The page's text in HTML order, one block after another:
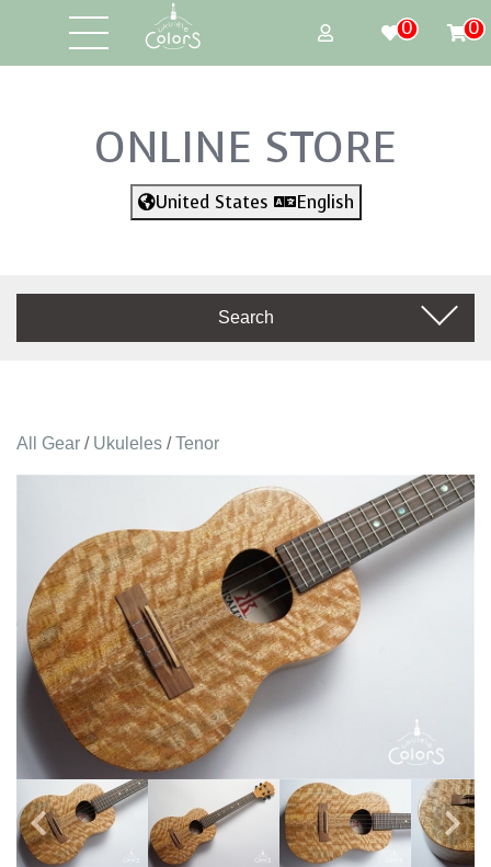
0 0
ONLINE STORE
United States English
Search
All Gear / Ukuleles /Tenor